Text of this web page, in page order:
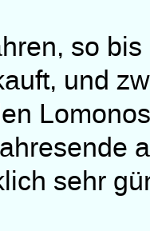
so
und
sehr